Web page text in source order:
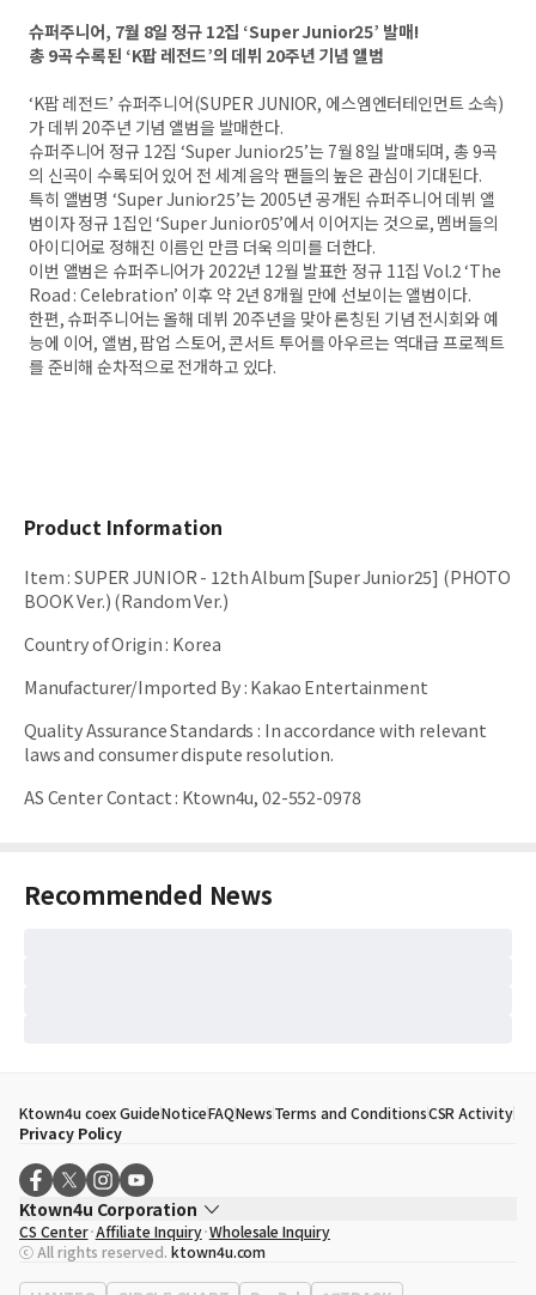
슈퍼주니어, 7월 8일 정규 12집 ‘Super Junior25’ 발매!
총 9곡 수록된 ‘K팝 레전드’의 데뷔 20주년 기념 앨범
‘K팝 레전드’ 슈퍼주니어(SUPER JUNIOR, 에스엠엔터테인먼트 소속)
가 데뷔 20주년 기념 앨범을 발매한다.
슈퍼주니어 정규 12집 ‘Super Junior25’는 7월 8일 발매되며, 총 9곡
의 신곡이 수록되어 있어 전 세계 음악 팬들의 높은 관심이 기대된다.
특히 앨범명 ‘Super Junior25’는 2005년 공개된 슈퍼주니어 데뷔 앨
범이자 정규 1집인 ‘Super Junior05’에서 이어지는 것으로, 멤버들의
아이디어로 정해진 이름인 만큼 더욱 의미를 더한다.
이번 앨범은 슈퍼주니어가 2022년 12월 발표한 정규 11집 Vol.2 ‘The
Road : Celebration’ 이후 약 2년 8개월 만에 선보이는 앨범이다.
한편, 슈퍼주니어는 올해 데뷔 20주년을 맞아 론칭된 기념 전시회와 예
능에 이어, 앨범, 팝업 스토어, 콘서트 투어를 아우르는 역대급 프로젝트
를 준비해 순차적으로 전개하고 있다.
Product Information
Item:SUPER JUNIOR - 12th Album [Super Junior25] (PHOTO
BOOK Ver.) (Random Ver.)
Country of Origin: Korea
Manufacturer/Imported By:Kakao Entertainment
Quality Assurance Standards : In accordance with relevant
laws and consumer dispute resolution.
AS Center Contact: Ktown4u, 02-552-0978
Recommended News
Ktown4u coex GuideNoticeFAQNewsTerms and ConditionsCSR Activity
Privacy Policy
Ktown4u Corporation
CEO
Song Hyo Min
Business Registration No. 120-87-71116
Office Address513, Yeongdong-daero, Gangnam-gu, Seoul, Republic of
CS Center Affiliate Inquiry Wholesale Inquiry
ⓒ All rights reserved. ktown4u.com